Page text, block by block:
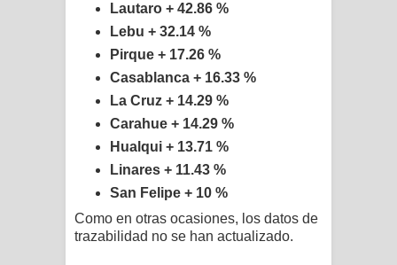
Lautaro + 42.86 %
Lebu + 32.14 %
Pirque + 17.26 %
Casablanca + 16.33 %
La Cruz + 14.29 %
Carahue + 14.29 %
Hualqui + 13.71 %
Linares + 11.43 %
San Felipe + 10 %
Como en otras ocasiones, los datos de
trazabilidad no se han actualizado.